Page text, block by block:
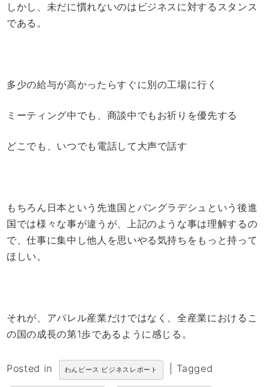
しかし、未だに慣れないのはビジネスに対するスタンス
である。
多少の給与が高かったらすぐに別の工場に行く
ミーティング中でも、商談中でもお祈りを優先する
どこでも、いつでも電話して大声で話す
もちろん日本という先進国とバングラデシュという後進
国では様々な事が違うが、上記のような事は理解するの
で、仕事に集中し他人を思いやる気持ちをもっと持って
ほしい。
それが、アパレル産業だけではなく、全産業におけるこ
の国の成長の第1歩であるように感じる。
Posted in わんピース ビジネスレポート Tagged